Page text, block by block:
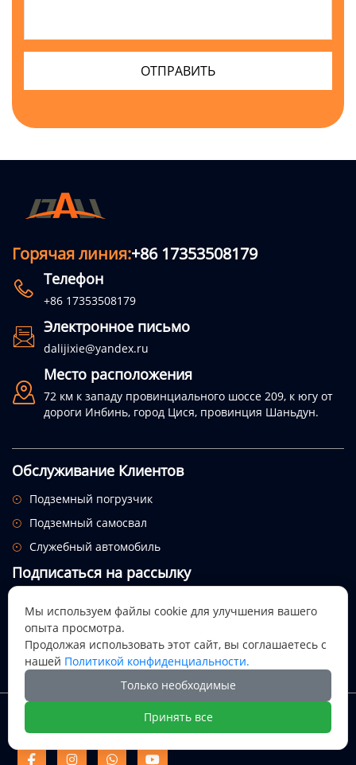
Горячая линия:+86 17353508179
 Телефон
+86 17353508179
 Электронное письмо
dalijixie@yandex.ru

Место расположения
72 км к западу провинциального шоссе 209, к югу от
дороги Инбинь, город Цися, провинция Шаньдун.
Обслуживание Клиентов
 Подземный погрузчик
 Подземный самосвал
 Служебный автомобиль
Подписаться на рассылку

Авторское право @ Цися Дали Майнинг Машинери ООО
Цися Дали Майнинг Машинери
   
Мы используем файлы cookie для улучшения вашего
опыта просмотра.
Продолжая использовать этот сайт, вы соглашаетесь с
нашей Политикой конфиденциальности.
Только необходимые
Принять все